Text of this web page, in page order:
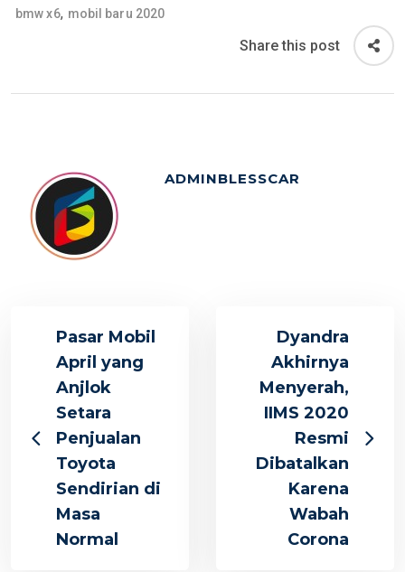
bmw x6, mobil baru 2020
Share this post
ADMINBLESSCAR
Pasar Mobil
April yang
Anjlok
Setara
Penjualan
Toyota
Sendirian di
Masa
Normal
Dyandra
Akhirnya
Menyerah,
IIMS 2020
Resmi
Dibatalkan
Karena
Wabah
Corona